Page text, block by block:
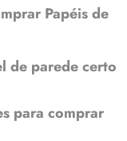
Papéis de
de parede certo
para comprar